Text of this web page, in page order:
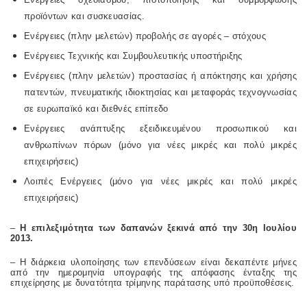
προϊόντων και συσκευασίας.
Ενέργειες (πλην μελετών) προβολής σε αγορές – στόχους
Ενέργειες Τεχνικής και Συμβουλευτικής υποστήριξης
Ενέργειες (πλην μελετών) προστασίας ή απόκτησης και χρήσης
πατεντών, πνευματικής ιδιοκτησίας και μεταφοράς τεχνογνωσίας
σε ευρωπαϊκό και διεθνές επίπεδο
Ενέργειες ανάπτυξης εξειδικευμένου προσωπικού και
ανθρωπίνων πόρων (μόνο για νέες μικρές και πολύ μικρές
επιχειρήσεις)
Λοιπές Ενέργειες (μόνο για νέες μικρές και πολύ μικρές
επιχειρήσεις)
– H επιλεξιμότητα των δαπανών ξεκινά από την 30η Ιουλίου
2013.
– Η διάρκεια υλοποίησης των επενδύσεων είναι δεκαπέντε μήνες
από την ημερομηνία υπογραφής της απόφασης ένταξης της
επιχείρησης με δυνατότητα τρίμηνης παράτασης υπό προϋποθέσεις.